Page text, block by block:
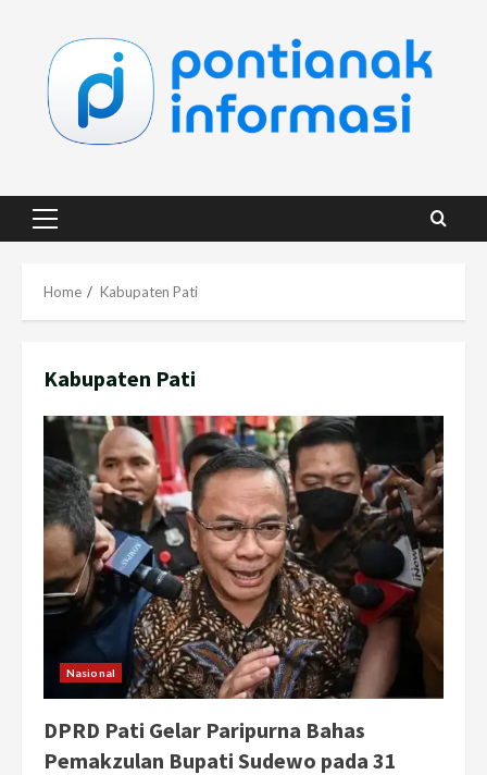
content
Primary
Home Kabupaten Pati
Kabupaten Pati
Nasional
DPRD Pati Gelar Paripurna Bahas
Pemakzulan Bupati Sudewo pada 31